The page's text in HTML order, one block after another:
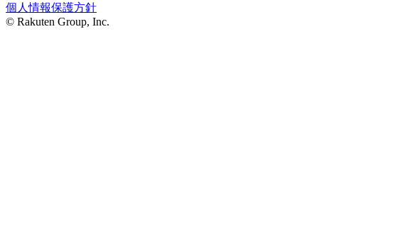
個人情報保護方針
© Rakuten Group, Inc.